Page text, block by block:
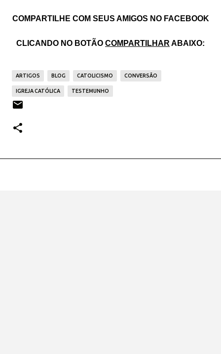
COMPARTILHE COM SEUS AMIGOS NO FACEBOOK
CLICANDO NO BOTÃO COMPARTILHAR ABAIXO:
ARTIGOS BLOG CATOLICISMO CONVERSÃO
IGREJA CATÓLICA TESTEMUNHO